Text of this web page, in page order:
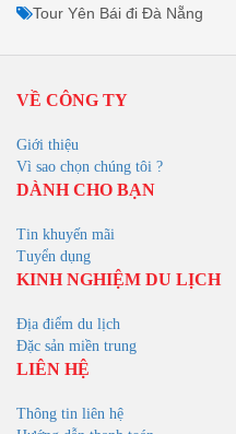
Tour Tuyên Quang đi Đà Nẵng
Tour Thái Nguyên đi Đà Nẵng
Tour Huế đi Đà Nẵng
Tour Trà Vinh đi Đà Nẵng
Tour Vĩnh Long đi Đà Nẵng
Tour Vĩnh Phúc đi Đà Nẵng
Tour Yên Bái đi Đà Nẵng
VỀ CÔNG TY